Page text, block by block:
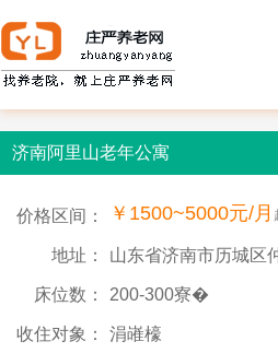
济南阿里山老年公寓
价格区间： ￥1500~5000元/月
地址： 山东省济南市历城区
床位数： 200-300寮�
收住对象： 涓嶉檺